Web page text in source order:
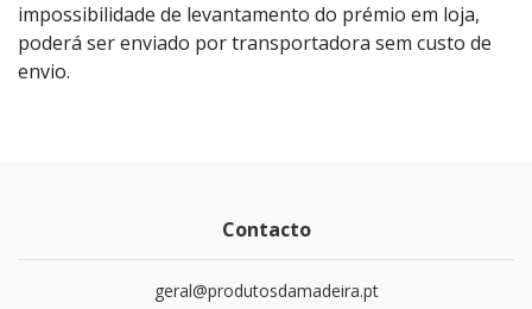
impossibilidade de levantamento do prémio em loja,
poderá ser enviado por transportadora sem custo de
envio.
Contacto
geral@produtosdamadeira.pt